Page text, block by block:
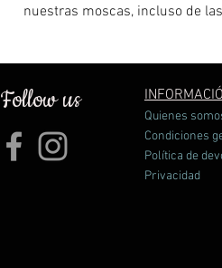
nuestras moscas, incluso de
Follow us
Quienes
Condiciones
Política de
Privacidad